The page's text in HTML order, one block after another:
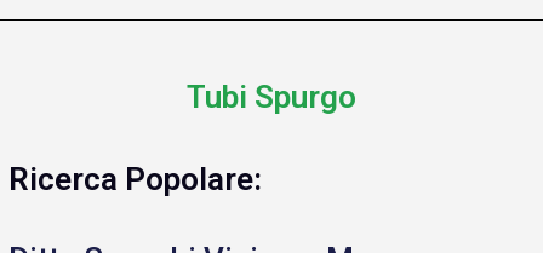
Tubi Spurgo
Ricerca Popolare: